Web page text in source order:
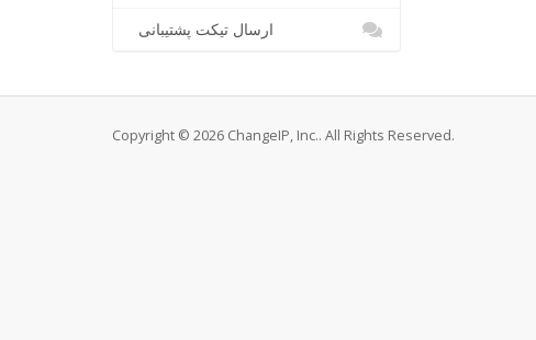
ارسال تیکت پشتیبانی
Copyright © 2026 ChangeIP, Inc.. All Rights Reserved.